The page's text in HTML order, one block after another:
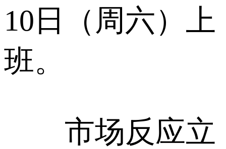
10日（周六）上
班。
市场反应立